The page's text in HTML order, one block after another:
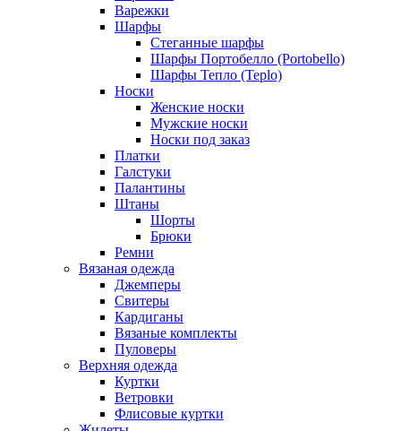
Варежки
Шарфы
Стеганные шарфы
Шарфы Портобелло (Portobello)
Шарфы Тепло (Teplo)
Носки
Женские носки
Мужские носки
Носки под заказ
Платки
Галстуки
Палантины
Штаны
Шорты
Брюки
Ремни
Вязаная одежда
Джемперы
Свитеры
Кардиганы
Вязаные комплекты
Пуловеры
Верхняя одежда
Куртки
Ветровки
Флисовые куртки